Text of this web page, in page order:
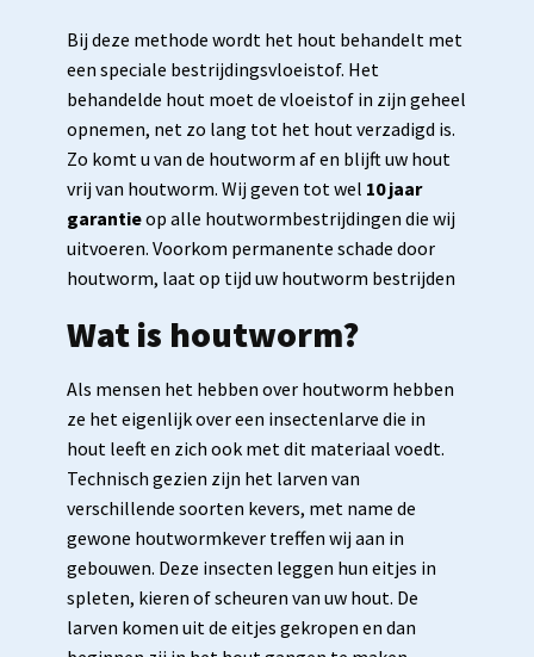
Bij deze methode wordt het hout behandelt met
een speciale bestrijdingsvloeistof. Het
behandelde hout moet de vloeistof in zijn geheel
opnemen, net zo lang tot het hout verzadigd is.
Zo komt u van de houtworm af en blijft uw hout
vrij van houtworm. Wij geven tot wel 10 jaar
garantieop alle houtwormbestrijdingen die wij
uitvoeren. Voorkom permanente schade door
houtworm, laat op tijd uw houtworm bestrijden
Wat is houtworm?
Als mensen het hebben over houtworm hebben
ze het eigenlijk over een insectenlarve die in
hout leeft en zich ook met dit materiaal voedt.
Technisch gezien zijn het larven van
verschillende soorten kevers, met name de
gewone houtwormkever treffen wij aan in
gebouwen. Deze insecten leggen hun eitjes in
spleten, kieren of scheuren van uw hout. De
larven komen uit de eitjes gekropen en dan